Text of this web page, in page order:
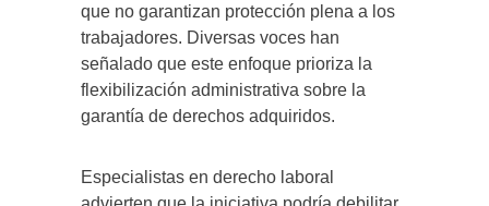
que no garantizan protección plena a los
trabajadores. Diversas voces han
señalado que este enfoque prioriza la
flexibilización administrativa sobre la
garantía de derechos adquiridos.
Especialistas en derecho laboral